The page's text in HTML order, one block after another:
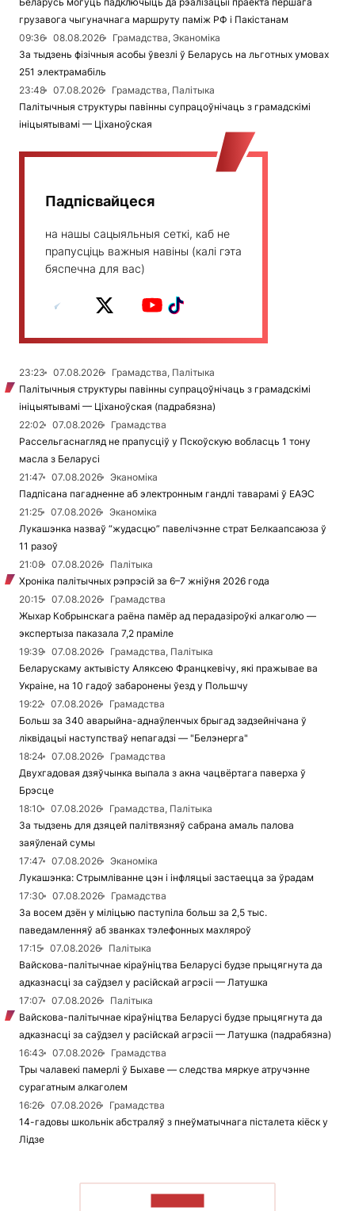
грузавога чыгуначнага маршруту паміж РФ і Пакістанам
09:36
08.08.2026
Грамадства, Эканоміка
За тыдзень фізічныя асобы ўвезлі ў Беларусь на льготных умовах
251 электрамабіль
23:48
07.08.2026
Грамадства, Палітыка
Палітычныя структуры павінны супрацоўнічаць з грамадскімі
ініцыятывамі — Ціханоўская
Падпісвайцеся
на нашы сацыяльныя сеткі, каб не
прапусціць важныя навіны (калі гэта
бяспечна для вас)
23:23 07.08.2026
Грамадства, Палітыка
Палітычныя структуры павінны супрацоўнічаць з грамадскімі
ініцыятывамі — Ціханоўская (падрабязна)
22:02
07.08.2026
Грамадства
Рассельгаснагляд не прапусціў у Пскоўскую вобласць 1 тону
масла з Беларусі
21:47
07.08.2026
Эканоміка
Падпісана пагадненне аб электронным гандлі таварамі ў ЕАЭС
21:25
07.08.2026
Эканоміка
Лукашэнка назваў “жудасцю” павелічэнне страт Белкаапсаюза ў
11 разоў
21:08
07.08.2026
Палітыка
Хроніка палітычных рэпрэсій за 6–7 жніўня 2026 года
20:15
07.08.2026
Грамадства
Жыхар Кобрынскага раёна памёр ад перадазіроўкі алкаголю —
экспертыза паказала 7,2 праміле
19:39
07.08.2026
Грамадства, Палітыка
Беларускаму актывісту Аляксею Францкевічу, які пражывае ва
Украіне, на 10 гадоў забаронены ўезд у Польшчу
19:22
07.08.2026
Грамадства
Больш за 340 аварыйна-аднаўленчых брыгад задзейнічана ў
ліквідацыі наступстваў непагадзі — "Белэнерга"
18:24
07.08.2026
Грамадства
Двухгадовая дзяўчынка выпала з акна чацвёртага паверха ў
Брэсце
18:10
07.08.2026
Грамадства, Палітыка
За тыдзень для дзяцей палітвязняў сабрана амаль палова
заяўленай сумы
17:47
07.08.2026
Эканоміка
Лукашэнка: Стрымліванне цэн і інфляцыі застаецца за ўрадам
17:30
07.08.2026
Грамадства
За восем дзён у міліцыю паступіла больш за 2,5 тыс.
паведамленняў аб званках тэлефонных махляроў
17:15
07.08.2026
Палітыка
Вайскова-палітычнае кіраўніцтва Беларусі будзе прыцягнута да
адказнасці за саўдзел у расійскай агрэсіі — Латушка
17:07
07.08.2026
Палітыка
Вайскова-палітычнае кіраўніцтва Беларусі будзе прыцягнута да
адказнасці за саўдзел у расійскай агрэсіі — Латушка (падрабязна)
16:43
07.08.2026
Грамадства
Тры чалавекі памерлі ў Быхаве — следства мяркуе атручэнне
сурагатным алкаголем
16:26
07.08.2026
Грамадства
14-гадовы школьнік абстраляў з пнеўматычнага пісталета кіёск у
Лідзе